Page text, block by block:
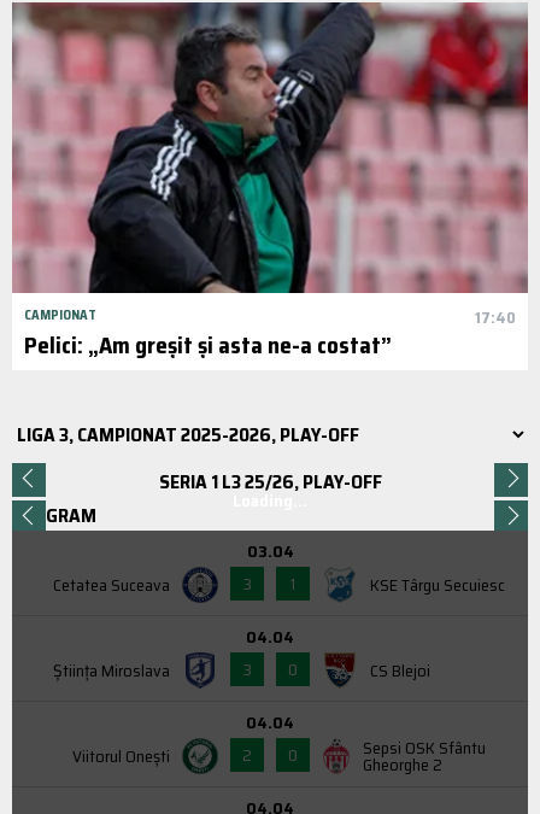
CAMPIONAT 17:40
Pelici: „Am greșit și asta ne-a costat”
SERIA 1 L3 25/26, PLAY-OFF
PROGRAM
Cetatea Suceava
03.04
3
1 KSE Târgu Secuiesc
Știința Miroslava
04.04
3
0 CS Blejoi
Viitorul Onești
04.04
2
0 Sepsi OSK Sfântu
Gheorghe 2
04.04